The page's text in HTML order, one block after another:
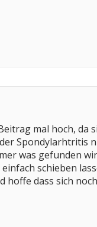
mal hoch, da
Spondylarhtritis
was gefunden
schieben
hoffe dass sich